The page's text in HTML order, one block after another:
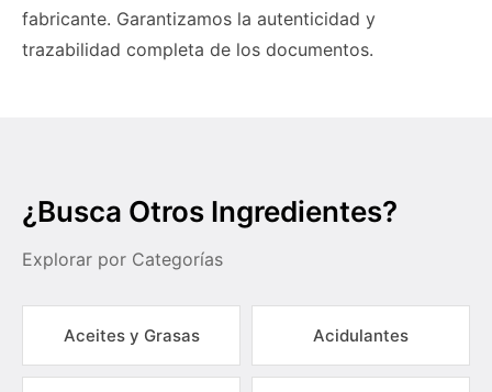
fabricante. Garantizamos la autenticidad y
trazabilidad completa de los documentos.
¿Busca Otros Ingredientes?
Explorar por Categorías
Aceites y Grasas Acidulantes